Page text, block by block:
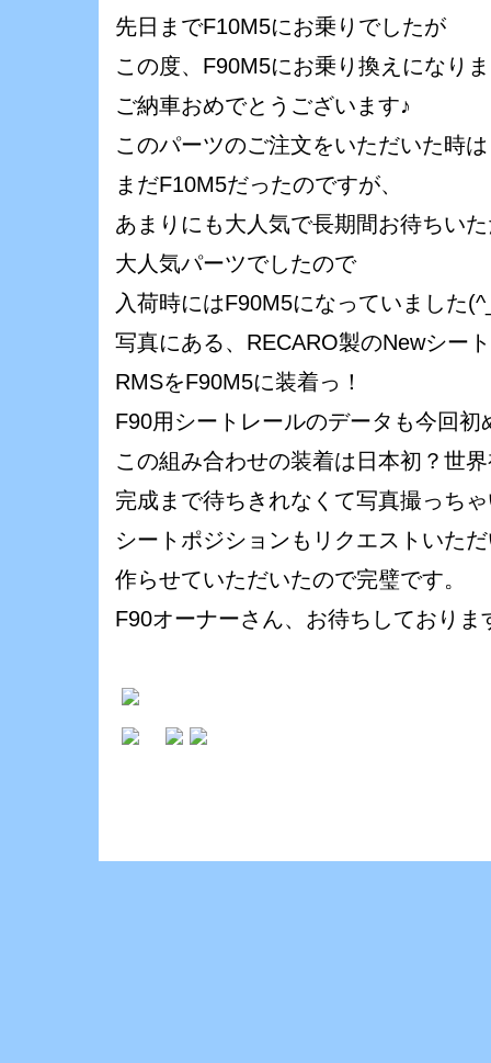
先日までF10M5にお乗りでしたが
この度、F90M5にお乗り換えになり
ご納車おめでとうございます♪
このパーツのご注文をいただいた時は
まだF10M5だったのですが、
あまりにも大人気で長期間お待ちい
大人気パーツでしたので
入荷時にはF90M5になっていました
写真にある、RECARO製のNewシー
RMSをF90M5に装着っ！
F90用シートレールのデータも今回初
この組み合わせの装着は日本初？世
完成まで待ちきれなくて写真撮っち
シートポジションもリクエストいた
作らせていただいたので完璧です。
F90オーナーさん、お待ちしておりま